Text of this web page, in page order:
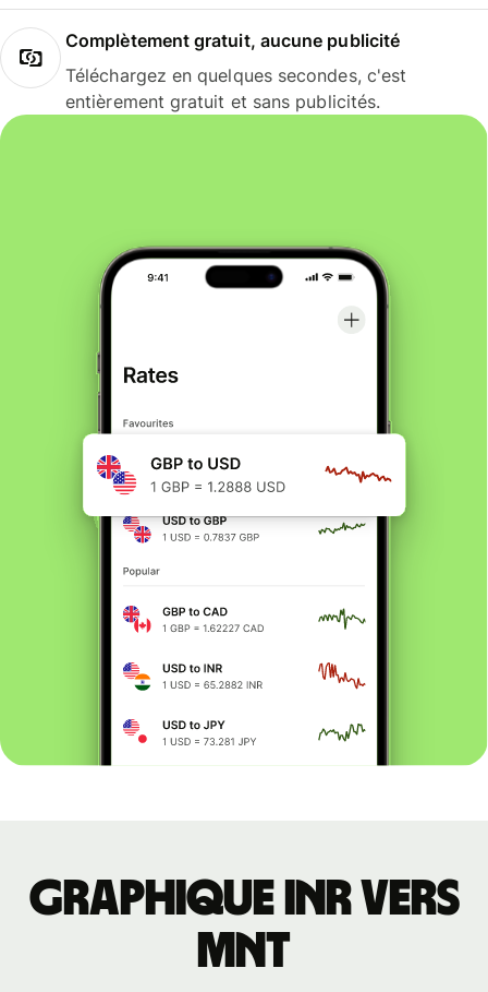
Complètement gratuit, aucune publicité
Téléchargez en quelques secondes, c'est
entièrement gratuit et sans publicités.
Graphique INR vers
MNT